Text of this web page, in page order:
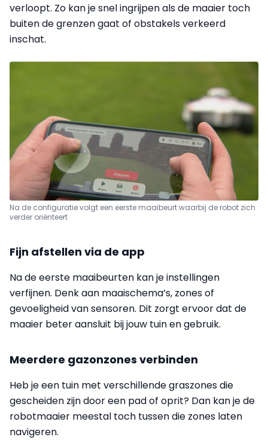
verloopt. Zo kan je snel ingrijpen als de maaier toch
buiten de grenzen gaat of obstakels verkeerd
inschat.
Na de configuratie volgt een eerste maaibeurt waarbij de robot zich
verder oriënteert
Fijn afstellen via de app
Na de eerste maaibeurten kan je instellingen
verfijnen. Denk aan maaischema’s, zones of
gevoeligheid van sensoren. Dit zorgt ervoor dat de
maaier beter aansluit bij jouw tuin en gebruik.
Meerdere gazonzones verbinden
Heb je een tuin met verschillende graszones die
gescheiden zijn door een pad of oprit? Dan kan je de
robotmaaier meestal toch tussen die zones laten
navigeren.